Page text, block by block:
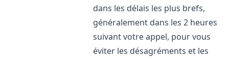
dans les délais les plus brefs,
généralement dans les 2 heures
suivant votre appel, pour vous
éviter les désagréments et les